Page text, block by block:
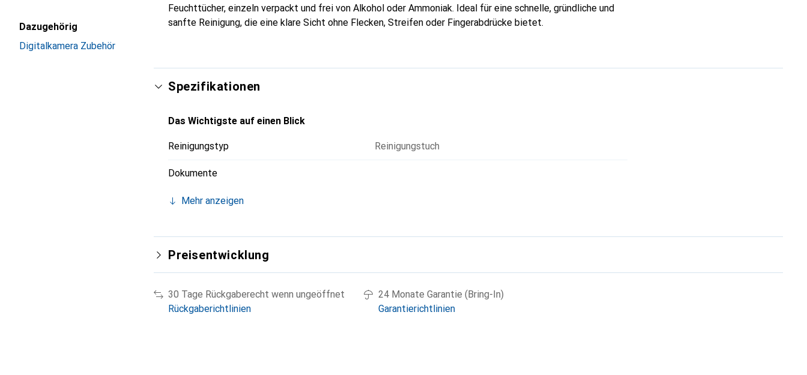
Dazugehörig
Digitalkamera Zubehör
Feuchttücher, einzeln verpackt und frei von Alkohol oder Ammoniak. Ideal für eine schnelle, gründliche und
sanfte Reinigung, die eine klare Sicht ohne Flecken, Streifen oder Fingerabdrücke bietet.
Spezifikationen
Das Wichtigste auf einen Blick
Reinigungstyp Reinigungstuch
Dokumente
Mehr anzeigen
Preisentwicklung
30 Tage Rückgaberecht wenn ungeöffnet
Rückgaberichtlinien
24 Monate Garantie (Bring-In)
Garantierichtlinien